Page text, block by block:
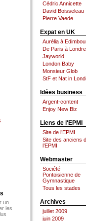
un
les
Cédric Annicette
David Boisseleau
Pierre Vaede
Expat en UK
Aurélia à
De Paris à
Jayworld
London Baby
Monsieur Glob
StF et Nat in
Idées business
Argent-content
Enjoy New Biz
Liens de l'EPMI
Site de l’EPMI
Site des anciens
l’EPMI
Webmaster
Société
Pontoisienne de
Gymnastique
Tous les stades
Archives
juillet 2009
juin 2009